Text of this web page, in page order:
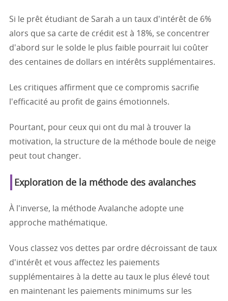
Si le prêt étudiant de Sarah a un taux d'intérêt de 6%
alors que sa carte de crédit est à 18%, se concentrer
d'abord sur le solde le plus faible pourrait lui coûter
des centaines de dollars en intérêts supplémentaires.
Les critiques affirment que ce compromis sacrifie
l'efficacité au profit de gains émotionnels.
Pourtant, pour ceux qui ont du mal à trouver la
motivation, la structure de la méthode boule de neige
peut tout changer.
Exploration de la méthode des avalanches
À l'inverse, la méthode Avalanche adopte une
approche mathématique.
Vous classez vos dettes par ordre décroissant de taux
d'intérêt et vous affectez les paiements
supplémentaires à la dette au taux le plus élevé tout
en maintenant les paiements minimums sur les